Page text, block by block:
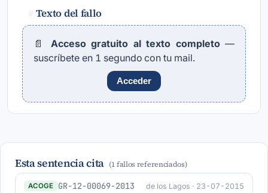
# Texto del fallo
📄 Acceso gratuito al texto completo—
suscríbete en 1 segundo con tu mail.
Acceder
Esta sentencia cita (1 fallos referenciados)
ACOGE GR-12-00069-2013 de los Lagos · 23-07-2015